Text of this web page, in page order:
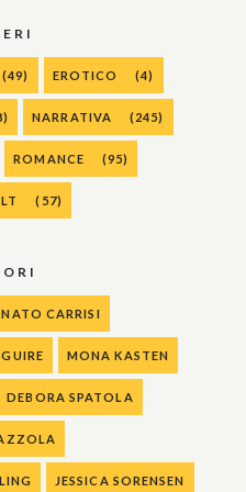
(49) EROTICO (4)
NARRATIVA (245)
ROMANCE (95)
(57)
CARRISI
MONA KASTEN
DEBORA SPATOLA
JESSICA SORENSEN